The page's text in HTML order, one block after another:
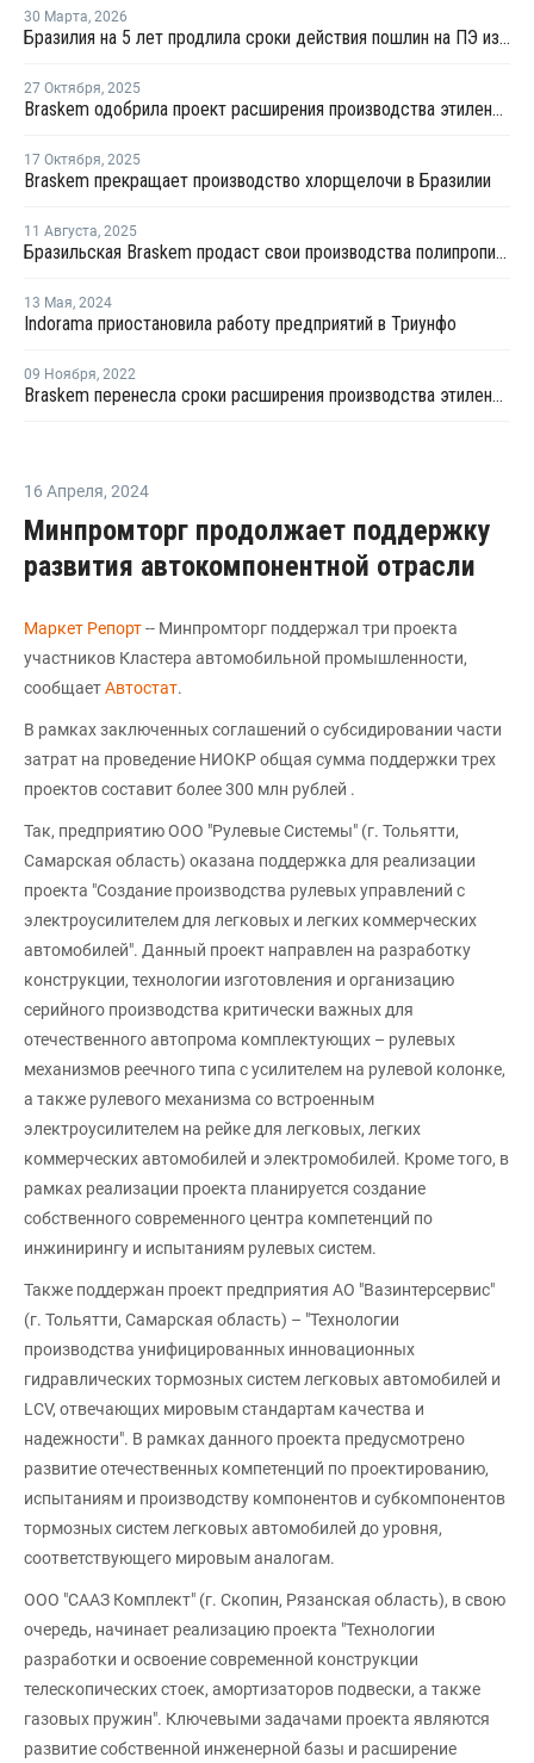
30 Марта, 2026
Бразилия на 5 лет продлила сроки действия пошлин на ПЭ из США и Канады
27 Октября, 2025
Braskem одобрила проект расширения производства этилена и ПЭ в Бразилии
17 Октября, 2025
Braskem прекращает производство хлорщелочи в Бразилии
11 Августа, 2025
Бразильская Braskem продаст свои производства полипропилена в США
13 Мая, 2024
Indorama приостановила работу предприятий в Триунфо
09 Ноября, 2022
Braskem перенесла сроки расширения производства этилена на 2023 год
16 Апреля, 2024
Минпромторг продолжает поддержку
развития автокомпонентной отрасли
Маркет Репорт-- Минпромторг поддержал три проекта
участников Кластера автомобильной промышленности,
сообщаетАвтостат.
В рамках заключенных соглашений о субсидировании части
затрат на проведение НИОКР общая сумма поддержки трех
проектов составит более 300 млн рублей .
Так, предприятию ООО "Рулевые Системы" (г. Тольятти,
Самарская область) оказана поддержка для реализации
проекта "Создание производства рулевых управлений с
электроусилителем для легковых и легких коммерческих
автомобилей". Данный проект направлен на разработку
конструкции, технологии изготовления и организацию
серийного производства критически важных для
отечественного автопрома комплектующих – рулевых
механизмов реечного типа с усилителем на рулевой колонке,
а также рулевого механизма со встроенным
электроусилителем на рейке для легковых, легких
коммерческих автомобилей и электромобилей. Кроме того, в
рамках реализации проекта планируется создание
собственного современного центра компетенций по
инжинирингу и испытаниям рулевых систем.
Также поддержан проект предприятия АО "Вазинтерсервис"
(г. Тольятти, Самарская область) – "Технологии
производства унифицированных инновационных
гидравлических тормозных систем легковых автомобилей и
LCV, отвечающих мировым стандартам качества и
надежности". В рамках данного проекта предусмотрено
развитие отечественных компетенций по проектированию,
испытаниям и производству компонентов и субкомпонентов
тормозных систем легковых автомобилей до уровня,
соответствующего мировым аналогам.
ООО "СААЗ Комплект" (г. Скопин, Рязанская область), в свою
очередь, начинает реализацию проекта "Технологии
разработки и освоение современной конструкции
телескопических стоек, амортизаторов подвески, а также
газовых пружин". Ключевыми задачами проекта являются
развитие собственной инженерной базы и расширение